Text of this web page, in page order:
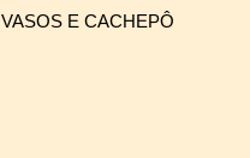
VASOS E CACHEPÔ